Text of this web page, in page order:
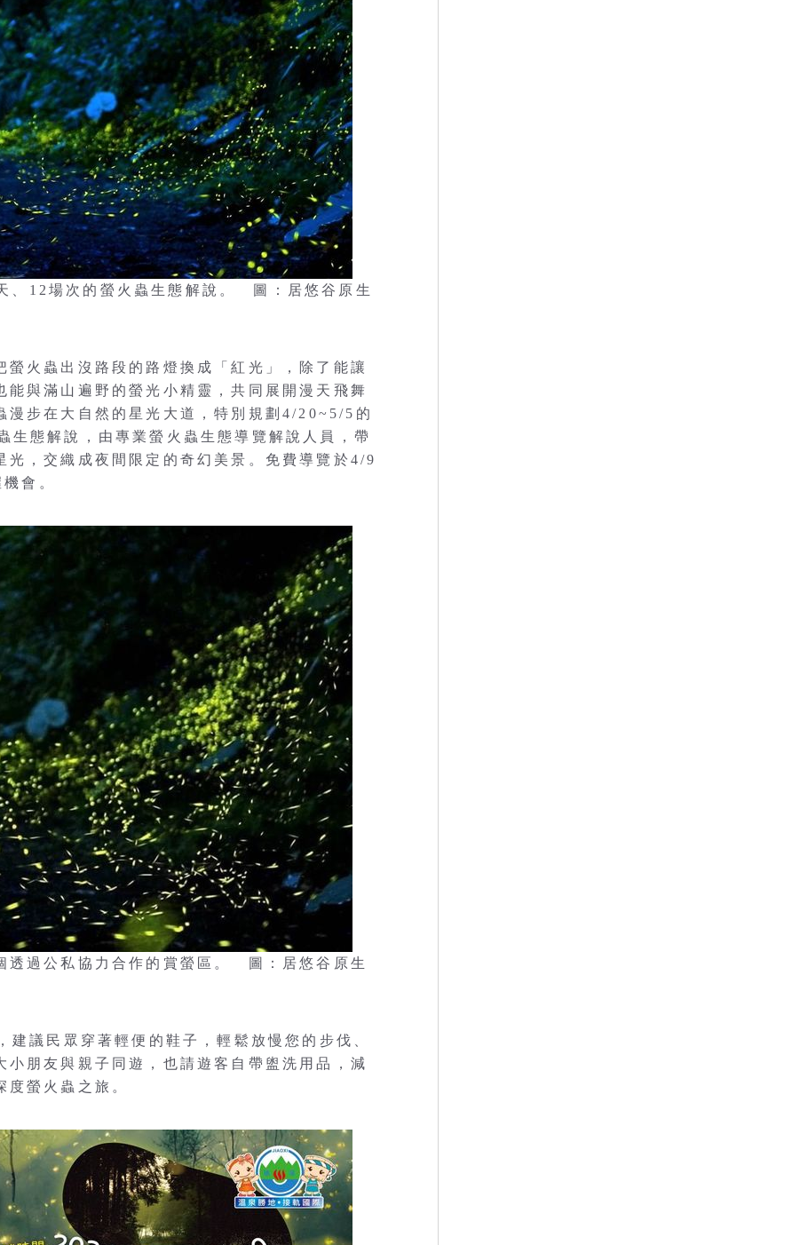
12場次的螢火蟲生態解說。 圖：居悠谷原生
火蟲出沒路段的路燈換成「紅光」，除了能讓
與滿山遍野的螢光小精靈，共同展開漫天飛舞
漫步在大自然的星光大道，特別規劃4/20~5/5的
態解說，由專業螢火蟲生態導覽解說人員，帶
，交織成夜間限定的奇幻美景。免費導覽於4/9
會。
透過公私協力合作的賞螢區。 圖：居悠谷原生
議民眾穿著輕便的鞋子，輕鬆放慢您的步伐、
朋友與親子同遊，也請遊客自帶盥洗用品，減
螢火蟲之旅。